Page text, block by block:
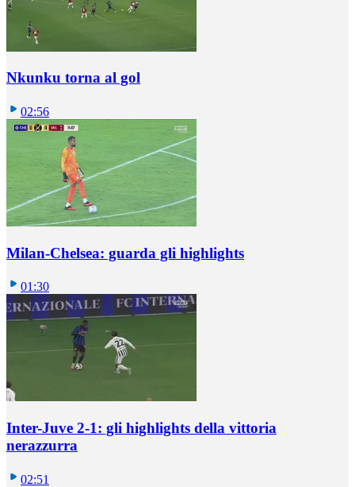
Nkunku torna al gol
02:56
Milan-Chelsea: guarda gli highlights
01:30
Inter-Juve 2-1: gli highlights della vittoria
nerazzurra
02:51